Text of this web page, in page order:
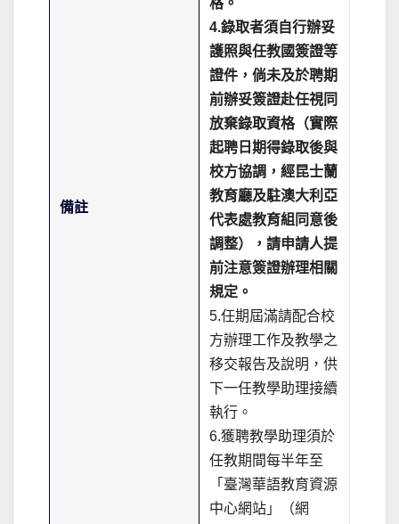
備註
格。
4.錄取者須自行辦妥
護照與任教國簽證等
證件，倘未及於聘期
前辦妥簽證赴任視同
放棄錄取資格（實際
起聘日期得錄取後與
校方協調，經昆士蘭
教育廳及駐澳大利亞
代表處教育組同意後
調整），請申請人提
前注意簽證辦理相關
規定。
5.任期屆滿請配合校
方辦理工作及教學之
移交報告及說明，供
下一任教學助理接續
執行。
6.獲聘教學助理須於
任教期間每半年至
「臺灣華語教育資源
中心網站」（網